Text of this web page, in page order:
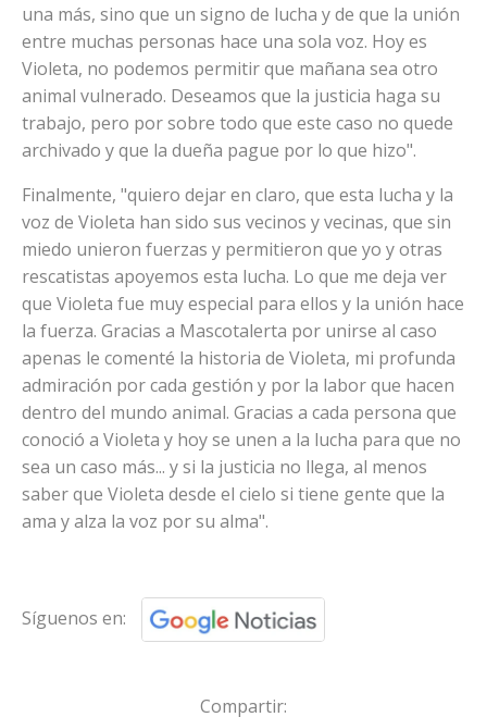
una más, sino que un signo de lucha y de que la unión
entre muchas personas hace una sola voz. Hoy es
Violeta, no podemos permitir que mañana sea otro
animal vulnerado. Deseamos que la justicia haga su
trabajo, pero por sobre todo que este caso no quede
archivado y que la dueña pague por lo que hizo".
Finalmente, "quiero dejar en claro, que esta lucha y la
voz de Violeta han sido sus vecinos y vecinas, que sin
miedo unieron fuerzas y permitieron que yo y otras
rescatistas apoyemos esta lucha. Lo que me deja ver
que Violeta fue muy especial para ellos y la unión hace
la fuerza. Gracias a Mascotalerta por unirse al caso
apenas le comenté la historia de Violeta, mi profunda
admiración por cada gestión y por la labor que hacen
dentro del mundo animal. Gracias a cada persona que
conoció a Violeta y hoy se unen a la lucha para que no
sea un caso más... y si la justicia no llega, al menos
saber que Violeta desde el cielo si tiene gente que la
ama y alza la voz por su alma".
Síguenos en:
Compartir: